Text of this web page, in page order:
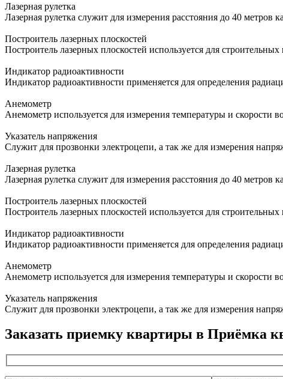
Лазерная рулетка
Лазерная рулетка служит для измерения расстояния до 40 метров
Построитель лазерных плоскостей
Построитель лазерных плоскостей используется для
Индикатор радиоактивности
Индикатор радиоактивности применяется для определения
Анемометр
Анемометр используется для измерения температуры и скорости
Указатель напряжения
Служит для прозвонки электроцепи, а так же для измерения
Лазерная рулетка
Лазерная рулетка служит для измерения расстояния до 40 метров
Построитель лазерных плоскостей
Построитель лазерных плоскостей используется для
Индикатор радиоактивности
Индикатор радиоактивности применяется для определения
Анемометр
Анемометр используется для измерения температуры и скорости
Указатель напряжения
Служит для прозвонки электроцепи, а так же для измерения
Заказать приемку квартиры в Приёмка